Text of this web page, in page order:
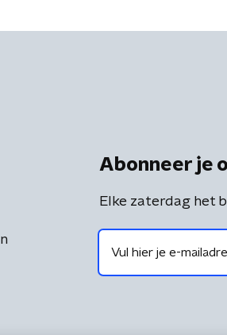
Abonneer je
Elke zaterdag het